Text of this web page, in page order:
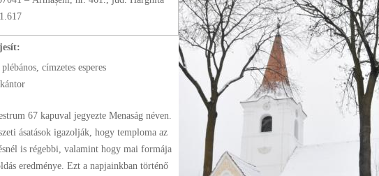
, plébános , címzetes esperes
67 kapuval jegyezte Menaság néven.
ásatások igazolják, hogy temploma az
is régebbi, valamint hogy mai formája
eredménye. Ezt a napjainkban történő